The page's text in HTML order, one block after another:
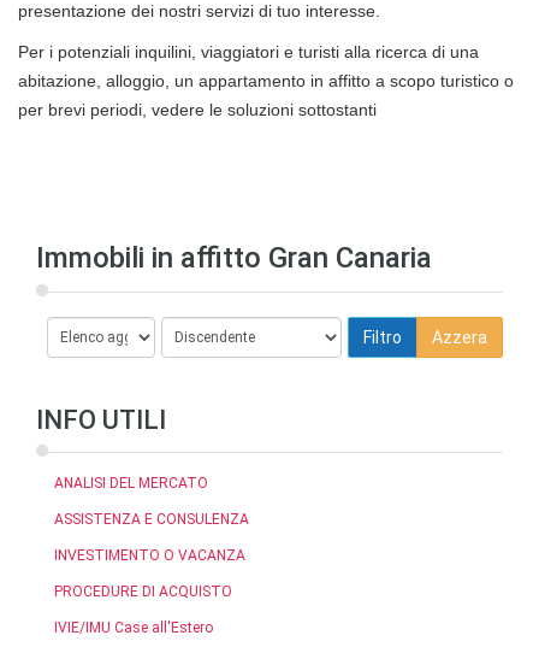
presentazione dei nostri servizi di tuo interesse.
Per i potenziali inquilini, viaggiatori e turisti alla ricerca di una
abitazione, alloggio, un appartamento in affitto a scopo turistico o
per brevi periodi, vedere le soluzioni sottostanti
Immobili in affitto Gran Canaria
INFO UTILI
ANALISI DEL MERCATO
ASSISTENZA E CONSULENZA
INVESTIMENTO O VACANZA
PROCEDURE DI ACQUISTO
IVIE/IMU Case all'Estero